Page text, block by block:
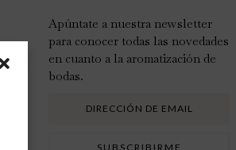
Apúntate a nuestra newsletter
para conocer todas las novedades
en cuanto a la aromatización de
bodas.